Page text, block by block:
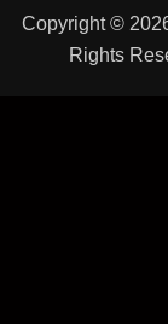
Copyright ©
Rights